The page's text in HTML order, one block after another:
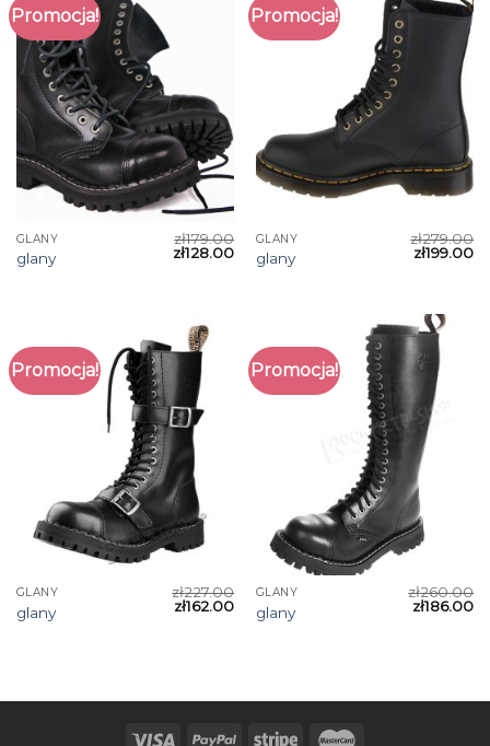
Promocja!
GLANY
glany
zł179.00
zł128.00
Promocja!
GLANY
glany
zł279.00
zł199.00
Promocja!
GLANY
glany
zł227.00
zł162.00
Promocja!
GLANY
glany
zł260.00
zł186.00